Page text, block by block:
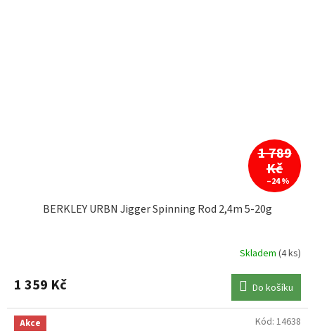
1 789
Kč
–24 %
BERKLEY URBN Jigger Spinning Rod 2,4m 5-20g
Skladem (4 ks)
1 359 Kč Do košíku
Akce Kód: 14638